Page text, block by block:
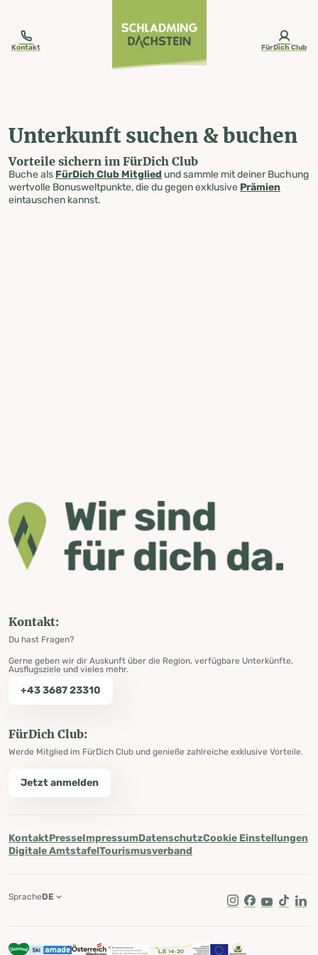
Kontakt FürDich Club
Unterkunft suchen & buchen
Vorteile sichern im FürDich Club
Buche als FürDich Club Mitglied und sammle mit deiner Buchung
wertvolle Bonusweltpunkte, die du gegen exklusive Prämien
eintauschen kannst.
Kontakt:
Du hast Fragen?
Gerne geben wir dir Auskunft über die Region, verfügbare Unterkünfte,
Ausflugsziele und vieles mehr.
+43 3687 23310
FürDich Club:
Werde Mitglied im FürDich Club und genieße zahlreiche exklusive Vorteile.
Jetzt anmelden
KontaktPresseImpressumDatenschutzCookie Einstellungen
Digitale AmtstafelTourismusverband
Instagram
Facebook
Youtube
Tik Tok
SpracheDE